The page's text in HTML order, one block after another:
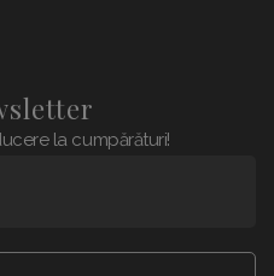
la cumpărături!